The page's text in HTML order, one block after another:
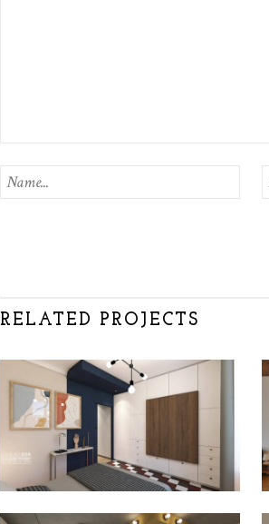
RELATED PROJECTS
CHEZ ELODIE &
QUENTIN //
LYON_69007
ARCHITECTURE 6LIKES